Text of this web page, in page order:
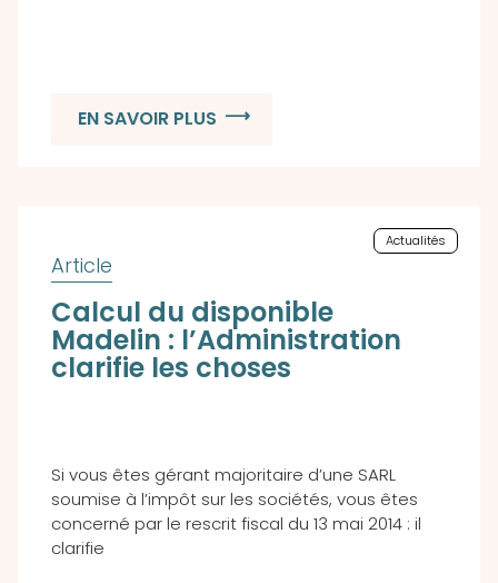
EN SAVOIR PLUS
Actualités
Calcul du disponible
Madelin : l’Administration
clarifie les choses
Si vous êtes gérant majoritaire d’une SARL
soumise à l’impôt sur les sociétés, vous êtes
concerné par le rescrit fiscal du 13 mai 2014 : il
clarifie